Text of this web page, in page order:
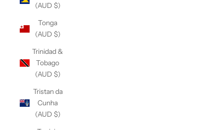
(AUD $)
Tonga
(AUD $)
Trinidad &
Tobago
(AUD $)
Tristan da
Cunha
(AUD $)